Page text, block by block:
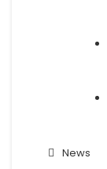
News